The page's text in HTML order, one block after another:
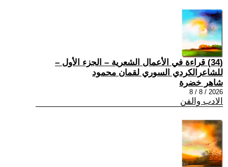
(34) قراءة في الأعمال الشعرية – الجزء الأول –
للشاعرالكردي السوري لقمان محمود
شاهر خضرة
2026 / 8 / 8
الادب والفن